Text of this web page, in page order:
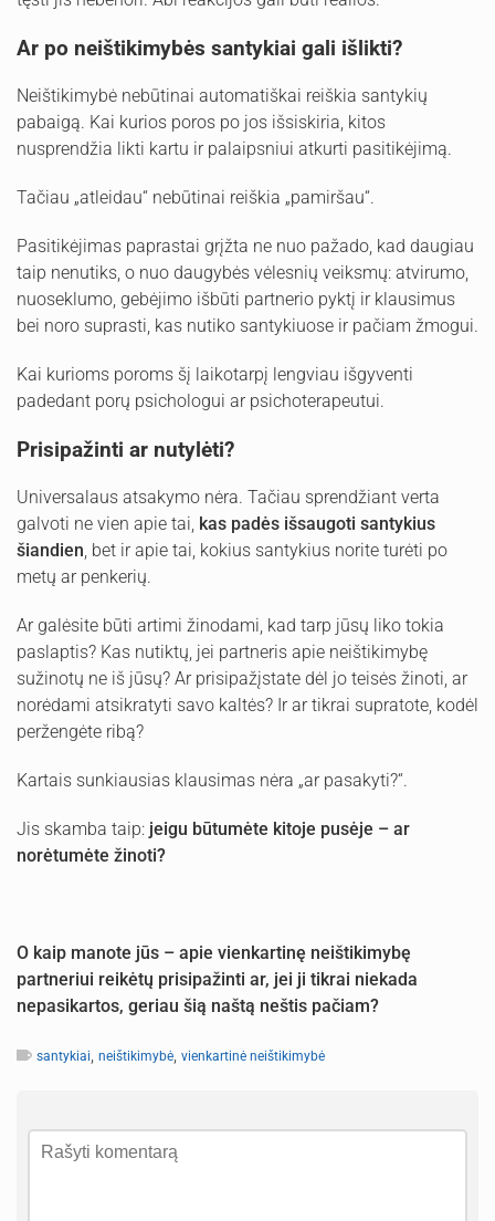
Ar po neištikimybės santykiai gali išlikti?
Neištikimybė nebūtinai automatiškai reiškia santykių
pabaigą. Kai kurios poros po jos išsiskiria, kitos
nusprendžia likti kartu ir palaipsniui atkurti pasitikėjimą.
Tačiau „atleidau“ nebūtinai reiškia „pamiršau“.
Pasitikėjimas paprastai grįžta ne nuo pažado, kad daugiau
taip nenutiks, o nuo daugybės vėlesnių veiksmų: atvirumo,
nuoseklumo, gebėjimo išbūti partnerio pyktį ir klausimus
bei noro suprasti, kas nutiko santykiuose ir pačiam žmogui.
Kai kurioms poroms šį laikotarpį lengviau išgyventi
padedant porų psichologui ar psichoterapeutui.
Prisipažinti ar nutylėti?
Universalaus atsakymo nėra. Tačiau sprendžiant verta
galvoti ne vien apie tai, kas padės išsaugoti santykius
šiandien, bet ir apie tai, kokius santykius norite turėti po
metų ar penkerių.
Ar galėsite būti artimi žinodami, kad tarp jūsų liko tokia
paslaptis? Kas nutiktų, jei partneris apie neištikimybę
sužinotų ne iš jūsų? Ar prisipažįstate dėl jo teisės žinoti, ar
norėdami atsikratyti savo kaltės? Ir ar tikrai supratote, kodėl
peržengėte ribą?
Kartais sunkiausias klausimas nėra „ar pasakyti?“.
Jis skamba taip: jeigu būtumėte kitoje pusėje – ar
norėtumėte žinoti?
O kaip manote jūs – apie vienkartinę neištikimybę
partneriui reikėtų prisipažinti ar, jei ji tikrai niekada
nepasikartos, geriau šią naštą neštis pačiam?
santykiai, neištikimybė, vienkartinė neištikimybė